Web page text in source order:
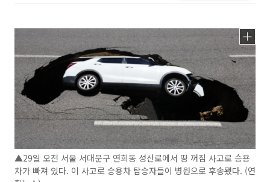
▲29일 오전 서울 서대문구 연희동 성산로에서 땅 꺼짐 사고로 승용
차가 빠져 있다. 이 사고로 승용차 탑승자들이 병원으로 후송됐다. (연